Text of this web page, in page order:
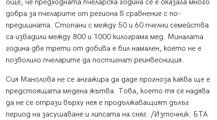
още, че предходната пчеларска година се е оказала много
добра за пчеларите от региона в сравнение с по-
предишната. Стопани с между 50 и 60 пчелни семейства
са извадили между 800 и 1000 килограма мед. Миналата
година две трети от добива е бил намален, което не е
позволило пчеларите да постигнат реинвесниция.
Сия Манолова не се ангажира да даде прогноза каква ще е
предстоящата медена жътва. Това, което тя се надява
да не се отрази върху нея е продължаващият дълъг
период на засушаване и липсата на сняг. /Източник: БТА